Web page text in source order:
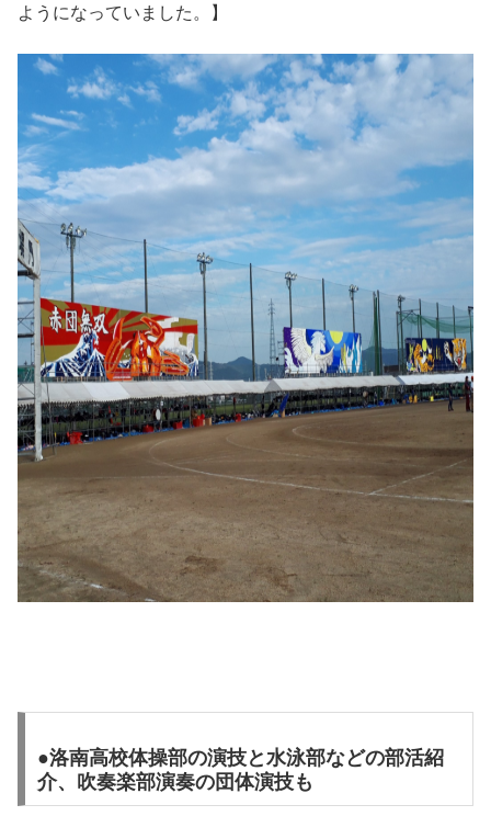
ようになっていました。】
●洛南高校体操部の演技と水泳部などの部活紹
介、吹奏楽部演奏の団体演技も